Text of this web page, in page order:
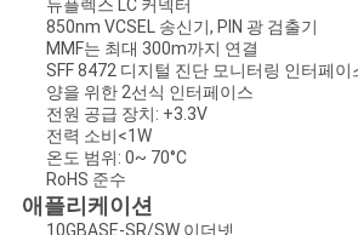
듀플렉스 LC 커넥터
850nm VCSEL 송신기, PIN 광 검출기
MMF는 최대 300m까지 연결
SFF 8472 디지털 진단 모니터링 인터페
양을 위한 2선식 인터페이스
전원 공급 장치: +3.3V
전력 소비<1W
온도 범위: 0~ 70°C
RoHS 준수
애플리케이션
10GBASE-SR/SW 이더넷